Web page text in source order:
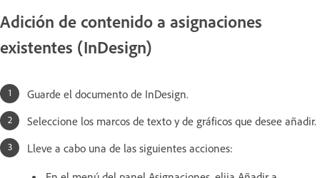
Adición de contenido a asignaciones
existentes (InDesign)
Guarde el documento de InDesign.
Seleccione los marcos de texto y de gráficos que desee añadir.
Lleve a cabo una de las siguientes acciones: